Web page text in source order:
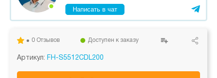
Написать в чат
0 Отзывов Доступен к заказу
Артикул: FH-S5512CDL200